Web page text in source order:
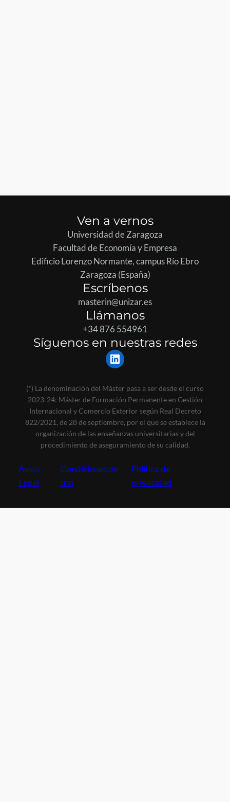
Ven a vernos
Universidad de Zaragoza
Facultad de Economía y Empresa
Edificio Lorenzo Normante, campus Río Ebro
Zaragoza (España)
Escríbenos
masterin@unizar.es
Llámanos
+34 876 554961
Síguenos en nuestras redes
LinkedIn
(*) La denominación del Máster pasa a ser desde el curso
2023-24: Máster de Formación Permanente en Gestión
Internacional y Comercio Exterior según Real Decreto
822/2021, de 28 de septiembre, por el que se establece la
organización de las enseñanzas universitarias y del
procedimiento de aseguramiento de su calidad.
Aviso
Legal
Condiciones de
uso
Política de
privacidad